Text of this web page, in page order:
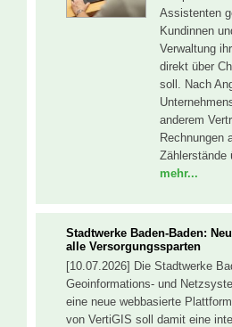
Assistenten
Kundinnen
Verwaltung
direkt über
soll. Nach
anderem
Rechnungen
Zählerstände
mehr...
Stadtwerke Baden-Baden:
alle Versorgungssparten
[10.07.2026] Die Stadtwerke
Geoinformations- und
eine neue webbasierte
von VertiGIS soll damit eine